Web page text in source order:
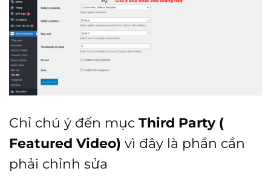
Chỉ chú ý đến mục Third Party (
Featured Video) vì đây là phần cần
phải chỉnh sửa